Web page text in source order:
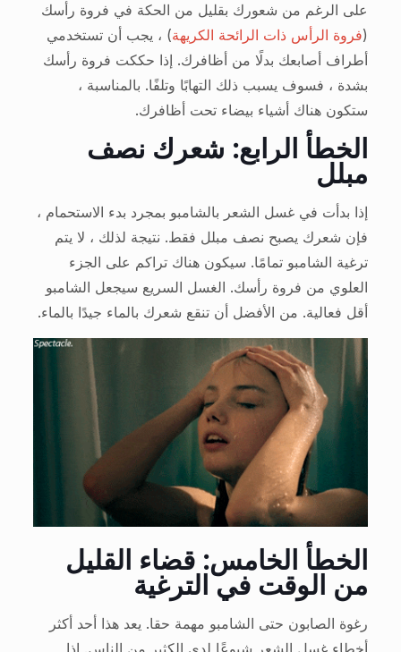
على الرغم من شعورك بقليل من الحكة في فروة رأسك
(فروة الرأس ذات الرائحة الكريهة) ، يجب أن تستخدمي
أطراف أصابعك بدلًا من أظافرك. إذا حككت فروة رأسك
بشدة ، فسوف يسبب ذلك التهابًا وتلفًا. بالمناسبة ،
ستكون هناك أشياء بيضاء تحت أظافرك.
الخطأ الرابع: شعرك نصف
مبلل
إذا بدأت في غسل الشعر بالشامبو بمجرد بدء الاستحمام ،
فإن شعرك يصبح نصف مبلل فقط. نتيجة لذلك ، لا يتم
ترغية الشامبو تمامًا. سيكون هناك تراكم على الجزء
العلوي من فروة رأسك. الغسل السريع سيجعل الشامبو
أقل فعالية. من الأفضل أن تنقع شعرك بالماء جيدًا بالماء.
الخطأ الخامس: قضاء القليل
من الوقت في الترغية
رغوة الصابون حتى الشامبو مهمة حقا. يعد هذا أحد أكثر
أخطاء غسل الشعر شيوعًا لدى الكثير من الناس. إذا